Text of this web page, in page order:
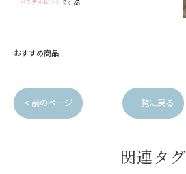
おすすめ商品
< 前のページ 一覧に戻る
関連タグ